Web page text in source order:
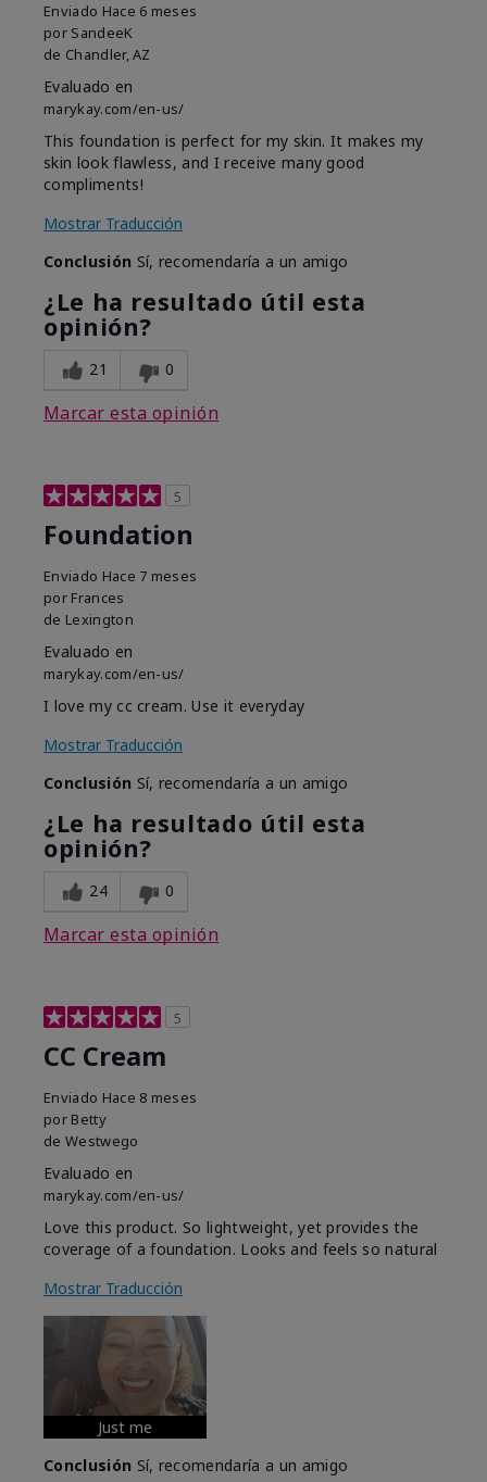
Enviado Hace 6 meses
por SandeeK
de Chandler, AZ
Evaluado en
marykay.com/en-us/
This foundation is perfect for my skin. It makes my
skin look flawless, and I receive many good
compliments!
Mostrar Traducción
Conclusión Sí, recomendaría a un amigo
¿Le ha resultado útil esta
opinión?
21 0
Marcar esta opinión
5
Foundation
Enviado Hace 7 meses
por Frances
de Lexington
Evaluado en
marykay.com/en-us/
I love my cc cream. Use it everyday
Mostrar Traducción
Conclusión Sí, recomendaría a un amigo
¿Le ha resultado útil esta
opinión?
24 0
Marcar esta opinión
5
CC Cream
Enviado Hace 8 meses
por Betty
de Westwego
Evaluado en
marykay.com/en-us/
Love this product. So lightweight, yet provides the
coverage of a foundation. Looks and feels so natural
Mostrar Traducción
Just me
Conclusión Sí, recomendaría a un amigo